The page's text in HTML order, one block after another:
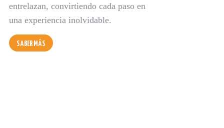
entrelazan, convirtiendo cada paso en
una experiencia inolvidable.
SABER MÁS